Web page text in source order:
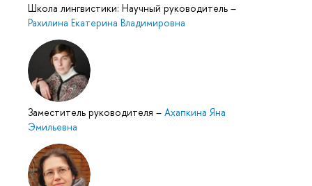
Школа лингвистики: Научный руководитель –
Рахилина Екатерина Владимировна
Заместитель руководителя – Ахапкина Яна
Эмильевна